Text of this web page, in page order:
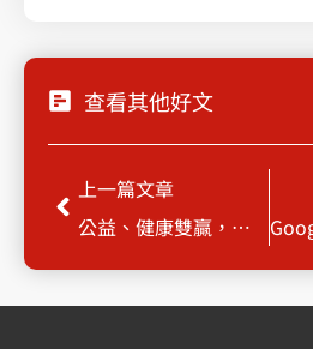
查看其他好文
上一頁
上一篇文章
公益、健康雙贏，羽昇國際齊心公益為善前行